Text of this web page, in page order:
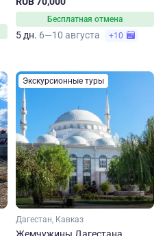
Бесплатная отмена
5 дн. 6—10 августа +10
Экскурсионные туры
Дагестан, Кавказ